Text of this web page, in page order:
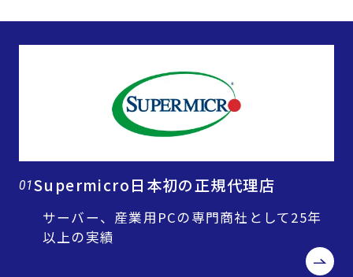
01Supermicro日本初の正規代理店
サーバー、産業用PCの専門商社として25年
以上の実績